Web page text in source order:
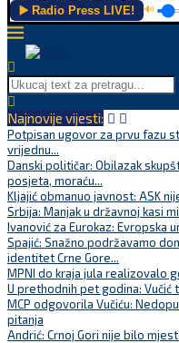
▶️ Radio Press LIVE! 🔊
Najnovije vijesti:
Potpisan ugovor za prvu fazu
vrijednu...
Danski političar: Obilazak
posjeta, moraću...
Kljajić obmanuo javnost: ASK
Srbija: Manjak u državnoj kasi
Ivanović za Eurokaz: Evropska
Spajić: Snažno podržavamo
identitet Crne Gore...
MPNI do kraja jula realizovalo
U prethodnih pet godina: Vučić
MCP odgovorila Vučiću:
pitanja
Andrić: Crnoj Gori nije bilo